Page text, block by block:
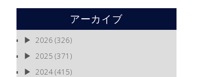
アーカイブ
2026 (326)
2025 (371)
2024(415)